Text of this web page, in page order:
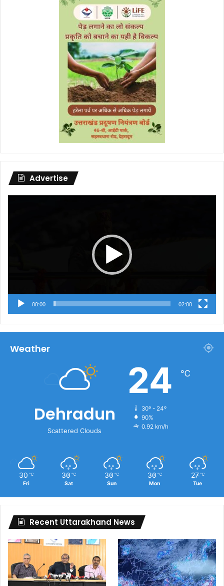
Advertise
00:00 02:00
Weather
Dehradun
Scattered Clouds
24 ℃
30º - 24º
90%
0.92 km/h
30 ℃
Fri
30 ℃
Sat
30 ℃
Sun
30 ℃
Mon
27 ℃
Tue
Recent Uttarakhand News